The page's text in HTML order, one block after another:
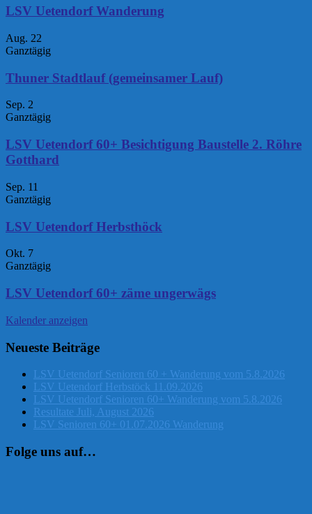
LSV Uetendorf Wanderung
Aug. 22
Ganztägig
Thuner Stadtlauf (gemeinsamer Lauf)
Sep. 2
Ganztägig
LSV Uetendorf 60+ Besichtigung Baustelle 2. Röhre
Gotthard
Sep. 11
Ganztägig
LSV Uetendorf Herbsthöck
Okt. 7
Ganztägig
LSV Uetendorf 60+ zäme ungerwägs
Kalender anzeigen
Neueste Beiträge
LSV Uetendorf Senioren 60 + Wanderung vom 5.8.2026
LSV Uetendorf Herbstöck 11.09.2026
LSV Uetendorf Senioren 60+ Wanderung vom 5.8.2026
Resultate Juli, August 2026
LSV Senioren 60+ 01.07.2026 Wanderung
Folge uns auf…